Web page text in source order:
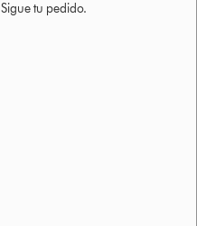
Sigue tu pedido.